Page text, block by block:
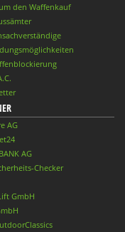
den Waffenkauf
AG
AG
Checker
GmbH